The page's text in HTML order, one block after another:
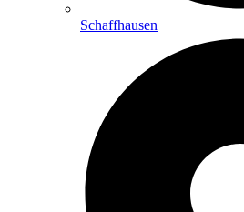
Schaffhausen